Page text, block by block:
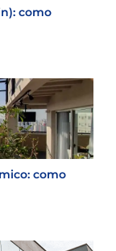
como
como